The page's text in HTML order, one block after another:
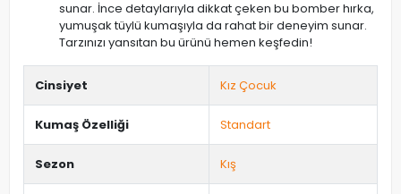
sunar. İnce detaylarıyla dikkat çeken bu bomber hırka,
yumuşak tüylü kumaşıyla da rahat bir deneyim sunar.
Tarzınızı yansıtan bu ürünü hemen keşfedin!
Cinsiyet Kız Çocuk
Kumaş Özelliği Standart
Sezon Kış